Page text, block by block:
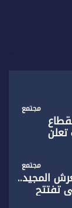
مجتمع
مجتمع
27 لعيد العرش المجيد..
تفتتح